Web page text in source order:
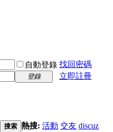
自動登錄 找回密碼
登錄
立即註冊
搜索 熱搜: 活動 交友 discuz